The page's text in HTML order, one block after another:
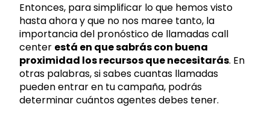
Entonces, para simplificar lo que hemos visto
hasta ahora y que no nos maree tanto, la
importancia del pronóstico de llamadas call
center está en que sabrás con buena
proximidad los recursos que necesitarás. En
otras palabras, si sabes cuantas llamadas
pueden entrar en tu campaña, podrás
determinar cuántos agentes debes tener.